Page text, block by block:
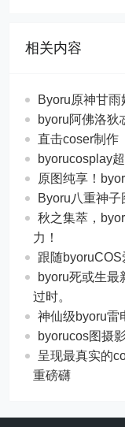
相关内容
Byoru原神甘
byoru阿佛洛狄
直击coser制作
byorucosplay
原图纯享！
Byoru八重神
秋之集萃，
力！
跟随
byoru死或生最
过时。
神仙级byoru雷
byorucos图摄
呈现最真实的
重磅礴